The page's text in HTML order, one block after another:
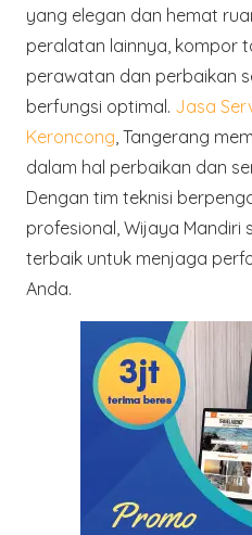
yang elegan dan hemat
peralatan lainnya, kompor
perawatan dan perbaikan
berfungsi optimal. Jasa
Keroncong, Tangerang
dalam hal perbaikan dan
Dengan tim teknisi
profesional, Wijaya Mandiri
terbaik untuk menjaga
Anda.